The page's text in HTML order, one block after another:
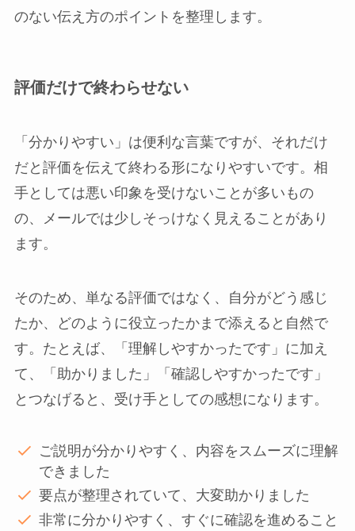
のない伝え方のポイントを整理します。
評価だけで終わらせない
「分かりやすい」は便利な言葉ですが、それだけ
だと評価を伝えて終わる形になりやすいです。相
手としては悪い印象を受けないことが多いもの
の、メールでは少しそっけなく見えることがあり
ます。
そのため、単なる評価ではなく、自分がどう感じ
たか、どのように役立ったかまで添えると自然で
す。たとえば、「理解しやすかったです」に加え
て、「助かりました」「確認しやすかったです」
とつなげると、受け手としての感想になります。
ご説明が分かりやすく、内容をスムーズに理解
できました
要点が整理されていて、大変助かりました
非常に分かりやすく、すぐに確認を進めること